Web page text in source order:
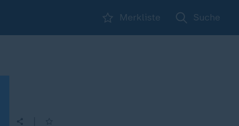
Merkliste Suche